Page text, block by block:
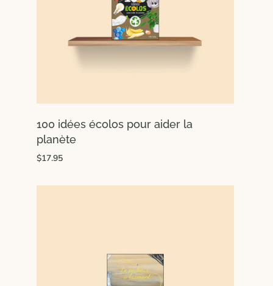
100 idées écolos pour aider la
planète
$17.95